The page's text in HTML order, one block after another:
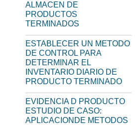
ALMACEN DE
PRODUCTOS
TERMINADOS
ESTABLECER UN METODO
DE CONTROL PARA
DETERMINAR EL
INVENTARIO DIARIO DE
PRODUCTO TERMINADO
EVIDENCIA D PRODUCTO
ESTUDIO DE CASO:
APLICACIONDE METODOS